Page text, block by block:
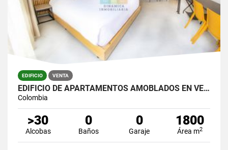
EDIFICIO VENTA
EDIFICIO DE APARTAMENTOS AMOBLADOS EN VENTA
Colombia
>30
Alcobas
0
Baños
0
Garaje
1800
Área m2